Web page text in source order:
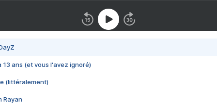
13 ans (et vous l'avez ignoré)
(littéralement)
Rayan